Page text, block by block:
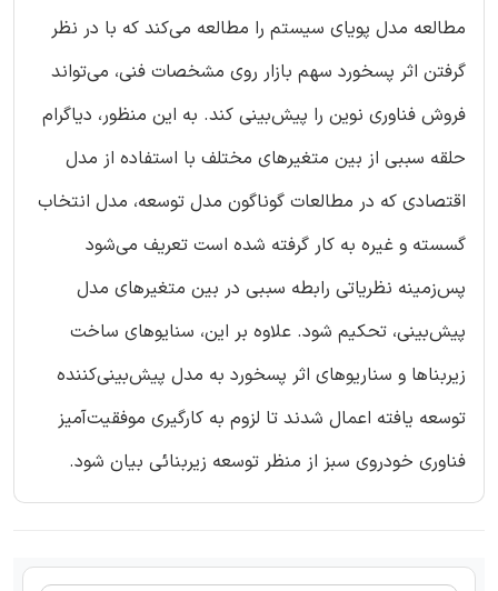
مطالعه مدل پویای سیستم را مطالعه می‌کند که با در نظر
گرفتن اثر پسخورد سهم بازار روی مشخصات فنی، می‌تواند
فروش فناوری نوین را پیش‌بینی کند. به این منظور، دیاگرام
حلقه سببی از بین متغیرهای مختلف با استفاده از مدل
اقتصادی که در مطالعات گوناگون مدل توسعه، مدل انتخاب
گسسته و غیره به کار گرفته شده است تعریف می‌شود
پس‌زمینه نظریاتی رابطه سببی در بین متغیرهای مدل
پیش‌بینی، تحکیم شود. علاوه بر این، سنایوهای ساخت
زیربناها و سناریوهای اثر پسخورد به مدل پیش‌بینی‌کننده
توسعه یافته اعمال شدند تا لزوم به کار‌گیری موفقیت‌آمیز
فناوری خودروی سبز از منظر توسعه زیربنائی بیان شود.